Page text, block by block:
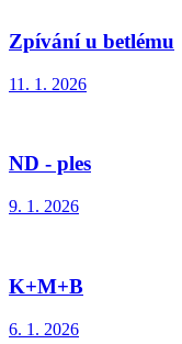
Zpívání u betlému
11. 1. 2026
ND - ples
9. 1. 2026
K+M+B
6. 1. 2026